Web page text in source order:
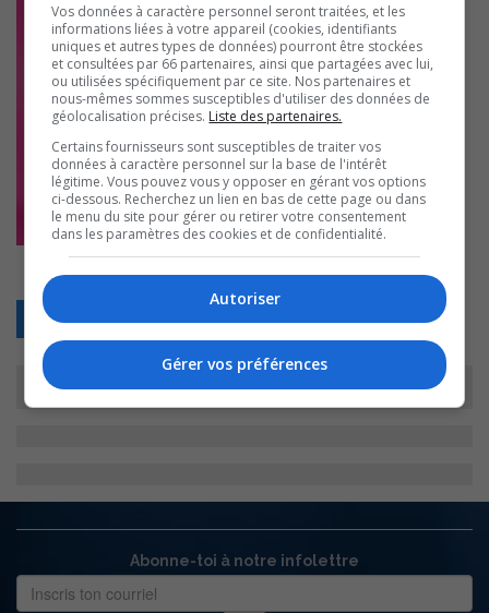
Retour
Abonne-toi à notre infolettre
Vos données à caractère personnel seront traitées, et les
informations liées à votre appareil (cookies, identifiants
uniques et autres types de données) pourront être stockées
et consultées par 66 partenaires, ainsi que partagées avec lui,
ou utilisées spécifiquement par ce site. Nos partenaires et
nous-mêmes sommes susceptibles d'utiliser des données de
géolocalisation précises. Liste des partenaires.
Certains fournisseurs sont susceptibles de traiter vos
données à caractère personnel sur la base de l'intérêt
légitime. Vous pouvez vous y opposer en gérant vos options
ci-dessous. Recherchez un lien en bas de cette page ou dans
le menu du site pour gérer ou retirer votre consentement
dans les paramètres des cookies et de confidentialité.
Autoriser
Gérer vos préférences